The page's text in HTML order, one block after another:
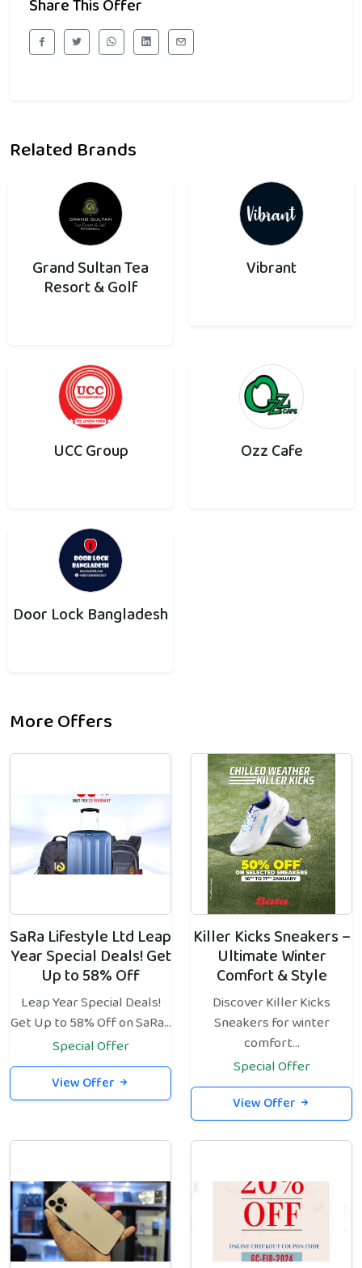
Share This Offer
Related Brands
Grand Sultan Tea
Resort & Golf
Vibrant
UCC Group Ozz Cafe
Door Lock Bangladesh
More Offers
SaRa Lifestyle Ltd Leap
Year Special Deals! Get
Up to 58% Off
Leap Year Special Deals!
Get Up to 58% Off on SaRa...
Special Offer
View Offer
Killer Kicks Sneakers –
Ultimate Winter
Comfort & Style
Discover Killer Kicks
Sneakers for winter
comfort...
Special Offer
View Offer